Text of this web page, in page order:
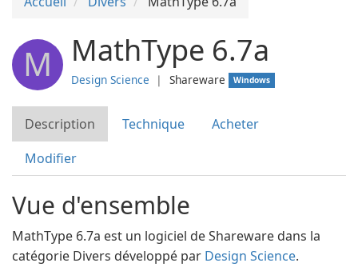
M MathType 6.7a
Design Science ❘ Shareware Windows
Description Technique
Acheter
Modifier
Vue d'ensemble
MathType 6.7a est un logiciel de Shareware dans la
catégorie Divers développé par Design Science.